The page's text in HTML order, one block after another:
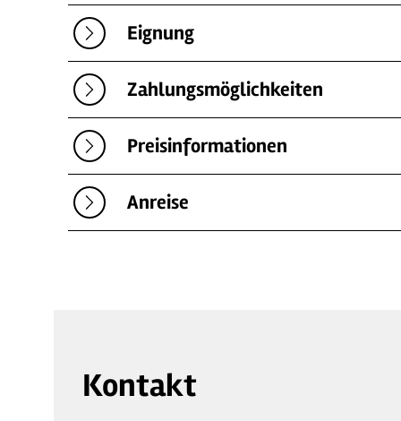
Eignung
Zahlungsmöglichkeiten
Preisinformationen
Anreise
Kontakt